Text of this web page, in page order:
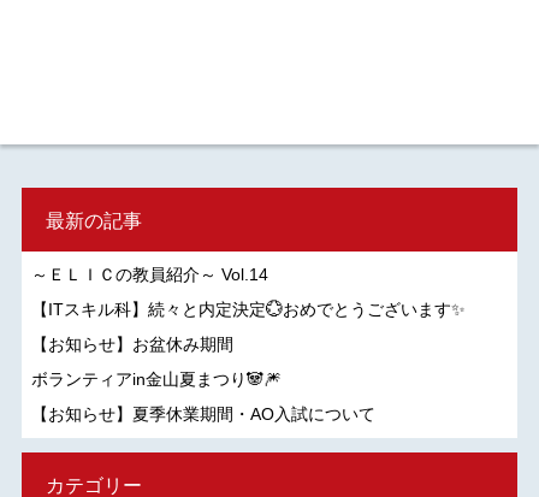
最新の記事
～ＥＬＩＣの教員紹介～ Vol.14
【ITスキル科】続々と内定決定💮おめでとうございます✨
【お知らせ】お盆休み期間
ボランティアin金山夏まつり🐼🎆
【お知らせ】夏季休業期間・AO入試について
カテゴリー